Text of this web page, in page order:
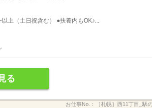
上（土日祝含む） ●扶養内もOK♪...
る
お仕事No.： ［札幌］西11丁目_駅